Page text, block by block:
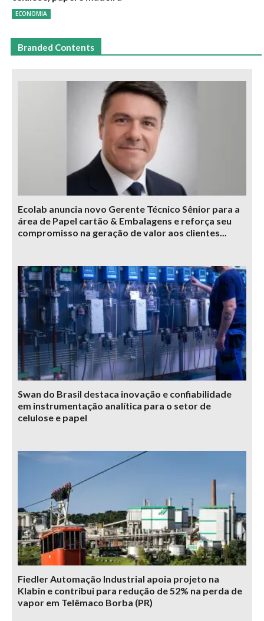
ECONOMIA
Branded Contents
Ecolab anuncia novo Gerente Técnico Sênior para a
área de Papel cartão & Embalagens e reforça seu
compromisso na geração de valor aos clientes...
Swan do Brasil destaca inovação e confiabilidade
em instrumentação analítica para o setor de
celulose e papel
Fiedler Automação Industrial apoia projeto na
Klabin e contribui para redução de 52% na perda de
vapor em Telêmaco Borba (PR)